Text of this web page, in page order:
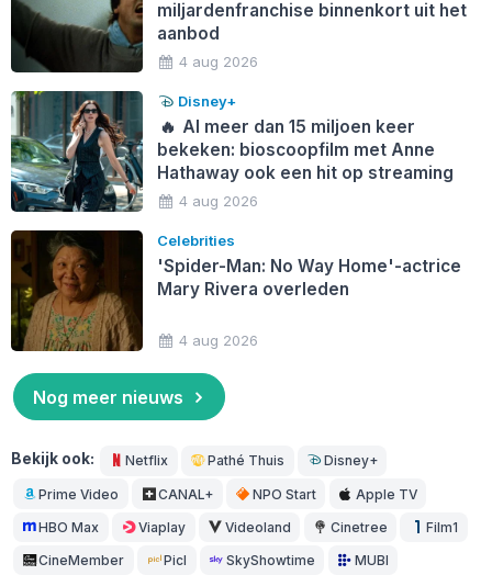
miljardenfranchise binnenkort uit het
aanbod
4 aug 2026
Disney+
🔥 Al meer dan 15 miljoen keer
bekeken: bioscoopfilm met Anne
Hathaway ook een hit op streaming
4 aug 2026
Celebrities
'Spider-Man: No Way Home'-actrice
Mary Rivera overleden
4 aug 2026
Nog meer nieuws
Bekijk ook: Netflix Pathé Thuis Disney+
Prime Video CANAL+ NPO Start Apple TV
HBO Max Viaplay Videoland Cinetree Film1
CineMember Picl SkyShowtime MUBI